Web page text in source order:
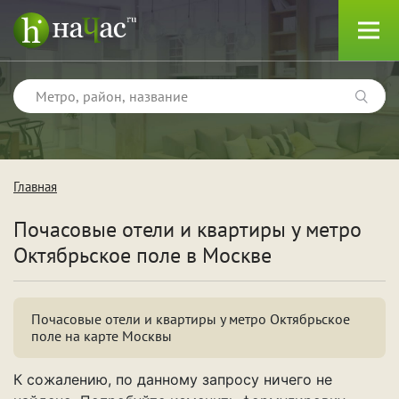
Тип
Квартиры
Главная
Почасовые отели и квартиры у метро
Октябрьское поле в Москве
Почасовые отели и квартиры у метро Октябрьское
поле на карте Москвы
К сожалению, по данному запросу ничего не